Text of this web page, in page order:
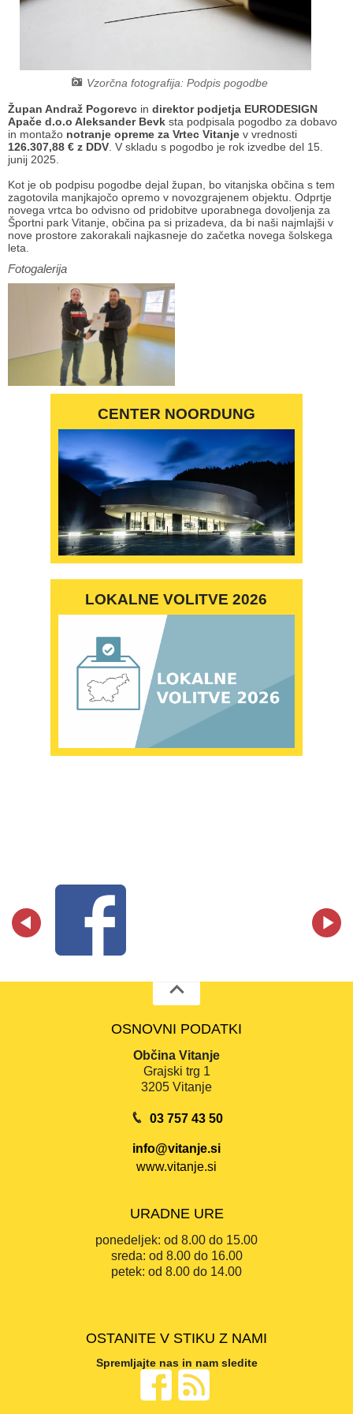
Vzorčna fotografija: Podpis pogodbe
Župan Andraž Pogorevc in direktor podjetja EURODESIGN
Apače d.o.o Aleksander Bevk sta podpisala pogodbo za dobavo
in montažo notranje opreme za Vrtec Vitanje v vrednosti
126.307,88 € z DDV . V skladu s pogodbo je rok izvedbe del 15.
junij 2025.
Kot je ob podpisu pogodbe dejal župan, bo vitanjska občina s tem
zagotovila manjkajočo opremo v novozgrajenem objektu. Odprtje
novega vrtca bo odvisno od pridobitve uporabnega dovoljenja za
Športni park Vitanje, občina pa si prizadeva, da bi naši najmlajši v
nove prostore zakorakali najkasneje do začetka novega šolskega
leta.
Fotogalerija
CENTER NOORDUNG
LOKALNE VOLITVE 2026
OSNOVNI PODATKI
Občina Vitanje
Grajski trg 1
3205 Vitanje
03 757 43 50
info@vitanje.si
www.vitanje.si
URADNE URE
ponedeljek: od 8.00 do 15.00
sreda: od 8.00 do 16.00
petek: od 8.00 do 14.00
OSTANITE V STIKU Z NAMI
Spremljajte nas in nam sledite
Projekti in investicije
Lokalne volitve 2026